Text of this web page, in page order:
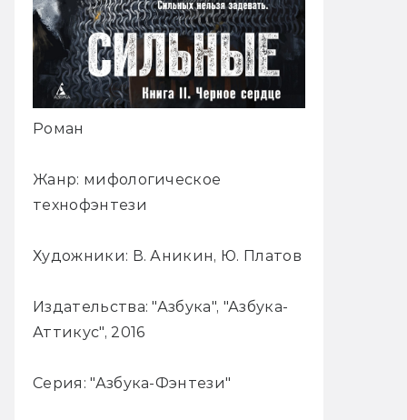
Роман
Жанр: мифологическое
технофэнтези
Художники: В. Аникин, Ю. Платов
Издательства: "Азбука", "Азбука-
Аттикус", 2016
Серия: "Азбука-Фэнтези"